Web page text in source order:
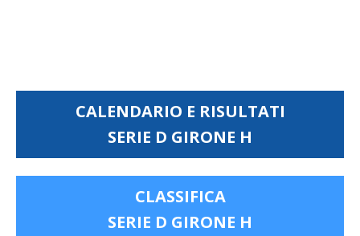
CALENDARIO E RISULTATI
SERIE D GIRONE H
CLASSIFICA
SERIE D GIRONE H